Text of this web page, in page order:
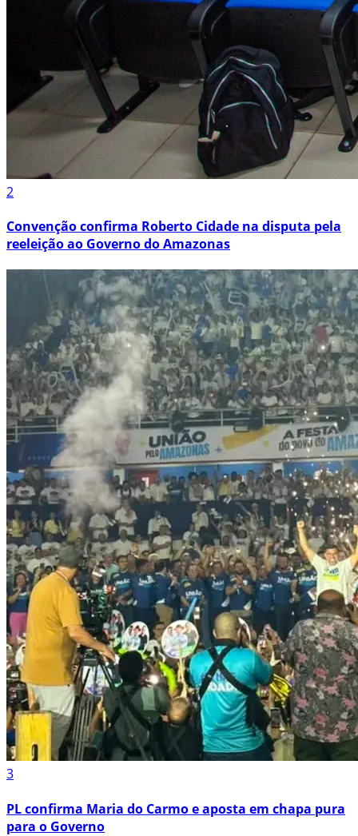
2
Convenção confirma Roberto Cidade na disputa pela
reeleição ao Governo do Amazonas
3
PL confirma Maria do Carmo e aposta em chapa pura
para o Governo